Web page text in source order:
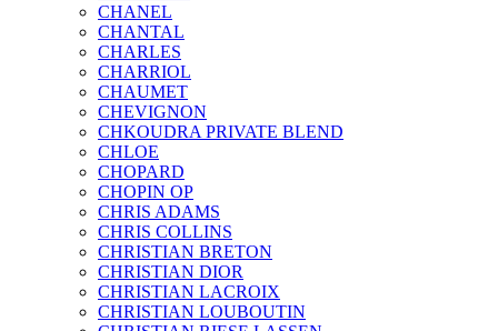
CHANEL
CHANTAL
CHARLES
CHARRIOL
CHAUMET
CHEVIGNON
CHKOUDRA PRIVATE BLEND
CHLOE
CHOPARD
CHOPIN OP
CHRIS ADAMS
CHRIS COLLINS
CHRISTIAN BRETON
CHRISTIAN DIOR
CHRISTIAN LACROIX
CHRISTIAN LOUBOUTIN